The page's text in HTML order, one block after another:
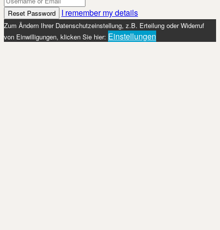
Reset Password I remember my details
Zum Ändern Ihrer Datenschutzeinstellung, z.B. Erteilung oder Widerruf
von Einwilligungen, klicken Sie hier: Einstellungen